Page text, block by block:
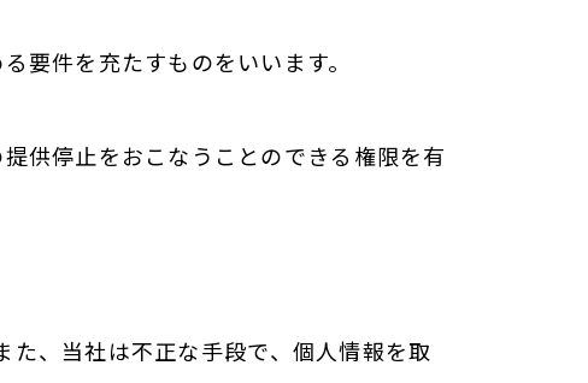
要件を充たすものをいいます。
供停止をおこなうことのできる権限を有
、当社は不正な手段で、個人情報を取